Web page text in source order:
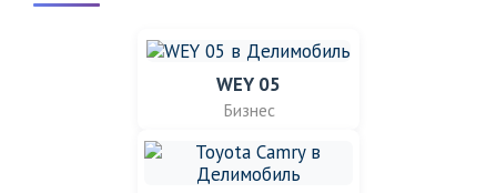
WEY 05
Бизнес